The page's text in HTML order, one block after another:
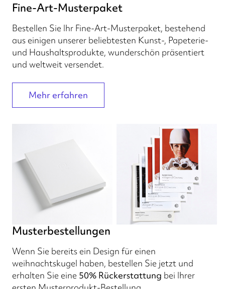
Fine-Art-Musterpaket
Bestellen Sie Ihr Fine-Art-Musterpaket, bestehend
aus einigen unserer beliebtesten Kunst-, Papeterie-
und Haushaltsprodukte, wunderschön präsentiert
und weltweit versendet.
Mehr erfahren
Musterbestellungen
Wenn Sie bereits ein Design für einen
weihnachtskugel haben, bestellen Sie jetzt und
erhalten Sie eine 50% Rückerstattung bei Ihrer